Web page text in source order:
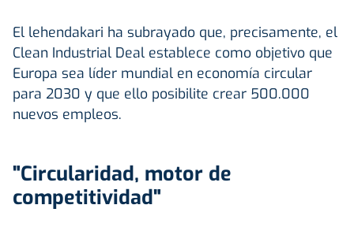
El lehendakari ha subrayado que, precisamente, el
Clean Industrial Deal establece como objetivo que
Europa sea líder mundial en economía circular
para 2030 y que ello posibilite crear 500.000
nuevos empleos.
"Circularidad, motor de
competitividad"